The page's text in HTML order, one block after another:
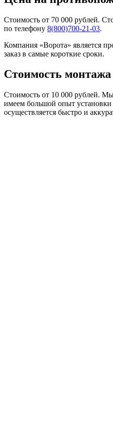
Стоимость от 70 000 рублей.
по телефону 8(800)700-21-03.
Компания «Ворота» является
заказ в самые короткие сроки.
Стоимость
Стоимость от 10 000 рублей.
имеем большой опыт установки
осуществляется быстро и